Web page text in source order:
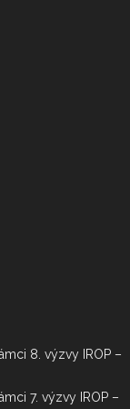
8. výzvy IROP –
7. výzvy IROP –